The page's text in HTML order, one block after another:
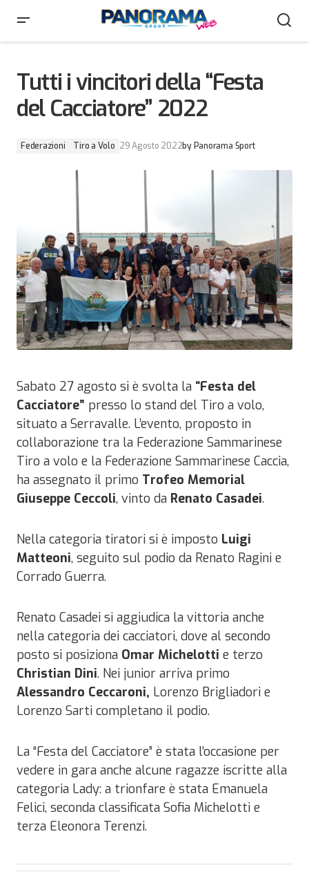
Tutti i vincitori della “Festa
del Cacciatore” 2022
Federazioni Tiro a Volo 29 Agosto 2022by Panorama Sport
Sabato 27 agosto si è svolta la “Festa del
Cacciatore” presso lo stand del Tiro a volo,
situato a Serravalle. L’evento, proposto in
collaborazione tra la Federazione Sammarinese
Tiro a volo e la Federazione Sammarinese Caccia,
ha assegnato il primo Trofeo Memorial
Giuseppe Ceccoli, vinto da Renato Casadei.
Nella categoria tiratori si è imposto Luigi
Matteoni, seguito sul podio da Renato Ragini e
Corrado Guerra.
Renato Casadei si aggiudica la vittoria anche
nella categoria dei cacciatori, dove al secondo
posto si posiziona Omar Michelotti e terzo
Christian Dini. Nei junior arriva primo
Alessandro Ceccaroni, Lorenzo Brigliadori e
Lorenzo Sarti completano il podio.
La “Festa del Cacciatore” è stata l’occasione per
vedere in gara anche alcune ragazze iscritte alla
categoria Lady: a trionfare è stata Emanuela
Felici, seconda classificata Sofia Michelotti e
terza Eleonora Terenzi.